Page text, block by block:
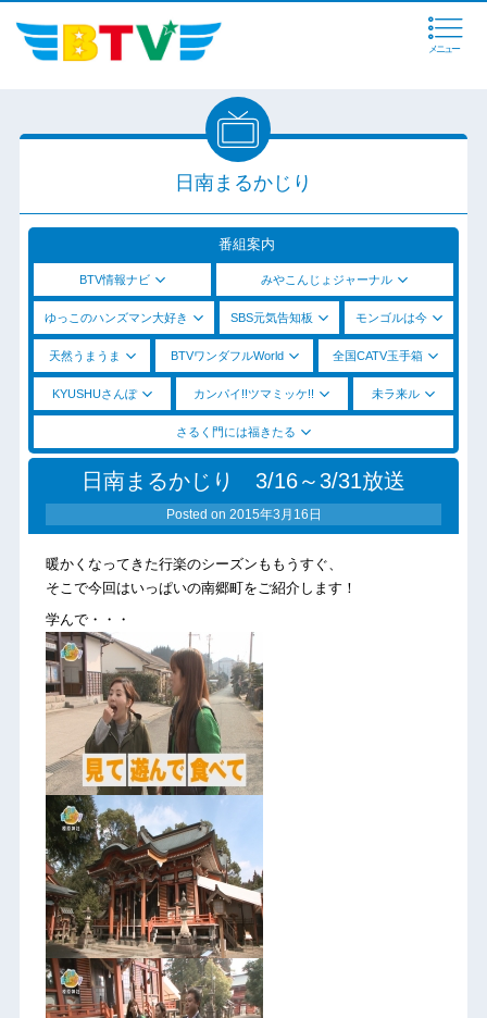
メニュー
日南まるかじり
番組案内
BTV情報ナビ みやこんじょジャーナル
ゆっこのハンズマン大好き SBS元気告知板 モンゴルは今
天然うまうま BTVワンダフルWorld 全国CATV玉手箱
KYUSHUさんぽ カンパイ!!ツマミッケ!! 未ラ来ル
さるく門には福きたる
日南まるかじり 3/16～3/31放送
Posted on 2015年3月16日
暖かくなってきた行楽のシーズンももうすぐ、
そこで今回はいっぱいの南郷町をご紹介します！
学んで・・・